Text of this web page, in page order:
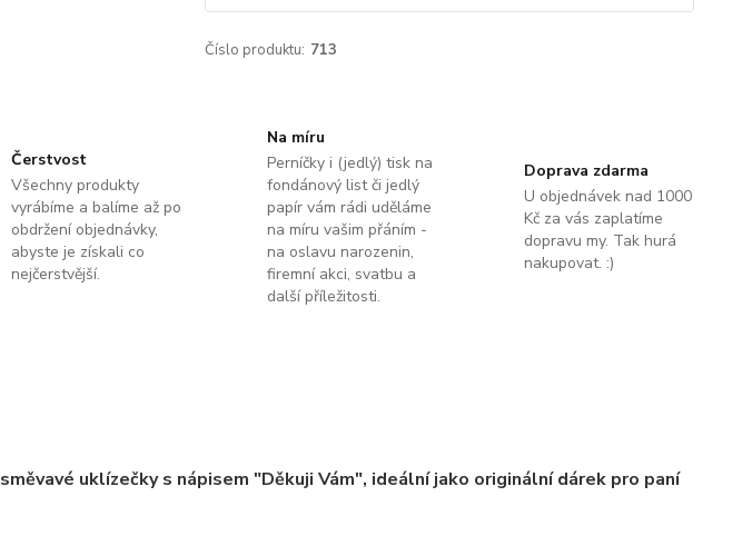
Číslo produktu: 713
Čerstvost
Všechny produkty
vyrábíme a balíme až po
obdržení objednávky,
abyste je získali co
nejčerstvější.
Na míru
Perníčky i (jedlý) tisk na
fondánový list či jedlý
papír vám rádi uděláme
na míru vašim přáním -
na oslavu narozenin,
firemní akci, svatbu a
další příležitosti.
Doprava zdarma
U objednávek nad 1000
Kč za vás zaplatíme
dopravu my. Tak hurá
nakupovat. :)
uklízečky s nápisem "Děkuji Vám", ideální jako originální dárek pro paní